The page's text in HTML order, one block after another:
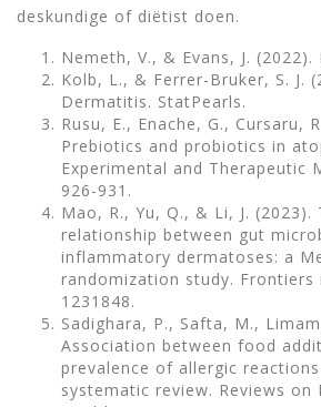
deskundige of diëtist doen.
Nemeth, V., & Evans, J. (2022).
Kolb, L., & Ferrer-Bruker, S. J.
Dermatitis. StatPearls.
Rusu, E., Enache, G., Cursaru,
Prebiotics and probiotics in
Experimental and Therapeutic
926-931.
Mao, R., Yu, Q., & Li, J. (2023).
relationship between gut
inflammatory dermatoses: a
randomization study. Frontiers
1231848.
Sadighara, P., Safta, M.,
Association between food
prevalence of allergic
systematic review. Reviews on